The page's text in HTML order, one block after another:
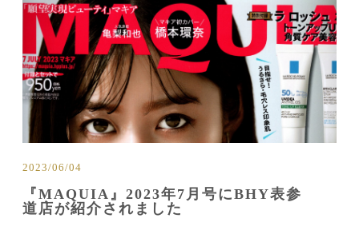
2023/06/04
『MAQUIA』2023年7月号にBHY表参
道店が紹介されました